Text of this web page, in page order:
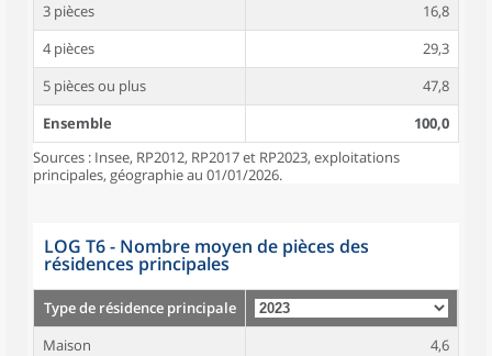
3 pièces
16,8
4 pièces
29,3
5 pièces ou plus
47,8
Ensemble
100,0
Sources : Insee, RP2012, RP2017 et RP2023, exploitations
principales, géographie au 01/01/2026.
LOG T6 - Nombre moyen de pièces des
résidences principales
Type de résidence principale
Maison
4,6